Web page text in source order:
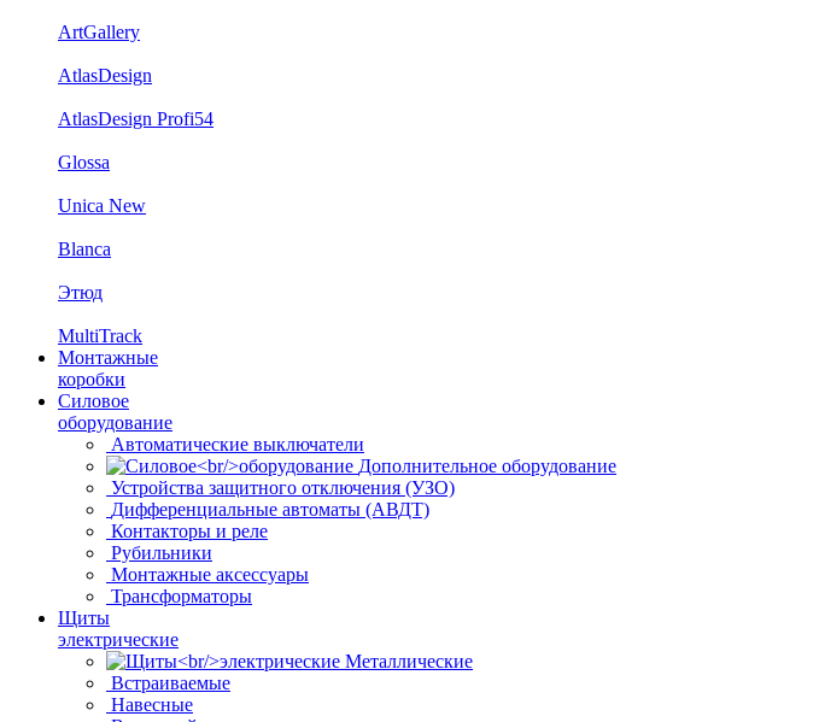
ArtGallery
AtlasDesign
AtlasDesign Profi54
Glossa
Unica New
Blanca
Этюд
MultiTrack
Монтажные
коробки
Силовое
оборудование
Автоматические выключатели
Дополнительное оборудование
Устройства защитного отключения (УЗО)
Дифференциальные автоматы (АВДТ)
Контакторы и реле
Рубильники
Монтажные аксессуары
Трансформаторы
Щиты
электрические
Металлические
Встраиваемые
Навесные